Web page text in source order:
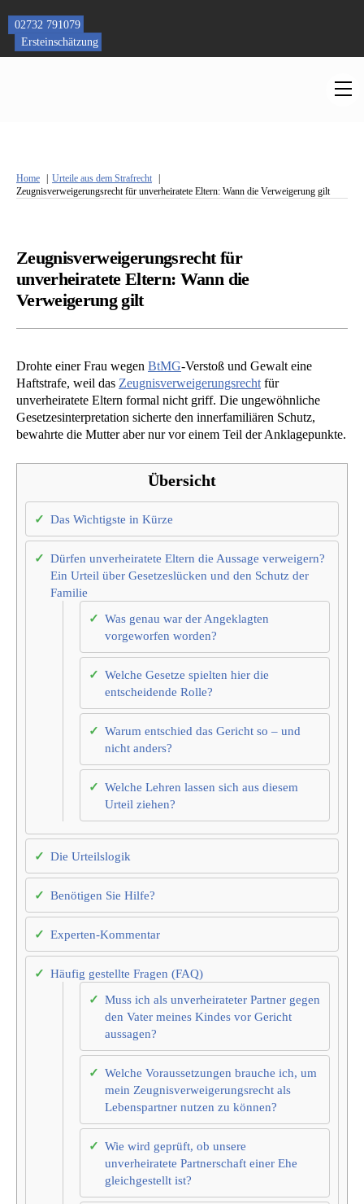
content
02732 791079
Ersteinschätzung
Home
Urteile aus dem Strafrecht
Zeugnisverweigerungsrecht für unverheiratete Eltern: Wann die Verweigerung gilt
Zeugnisverweigerungsrecht für
unverheiratete Eltern: Wann die
Verweigerung gilt
Drohte einer Frau wegen BtMG-Verstoß und Gewalt eine
Haftstrafe, weil das Zeugnisverweigerungsrecht für
unverheiratete Eltern formal nicht griff. Die ungewöhnliche
Gesetzesinterpretation sicherte den innerfamiliären Schutz,
bewahrte die Mutter aber nur vor einem Teil der Anklagepunkte.
Übersicht
Das Wichtigste in Kürze
Dürfen unverheiratete Eltern die Aussage verweigern?
Ein Urteil über Gesetzeslücken und den Schutz der
Familie
Was genau war der Angeklagten
vorgeworfen worden?
Welche Gesetze spielten hier die
entscheidende Rolle?
Warum entschied das Gericht so – und
nicht anders?
Welche Lehren lassen sich aus diesem
Urteil ziehen?
Die Urteilslogik
Benötigen Sie Hilfe?
Experten-Kommentar
Häufig gestellte Fragen (FAQ)
Muss ich als unverheirateter Partner gegen
den Vater meines Kindes vor Gericht
aussagen?
Welche Voraussetzungen brauche ich, um
mein Zeugnisverweigerungsrecht als
Lebenspartner nutzen zu können?
Wie wird geprüft, ob unsere
unverheiratete Partnerschaft einer Ehe
gleichgestellt ist?